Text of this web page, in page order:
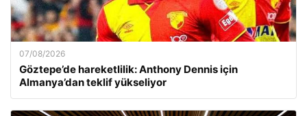
07/08/2026
Göztepe’de hareketlilik: Anthony Dennis için
Almanya’dan teklif yükseliyor